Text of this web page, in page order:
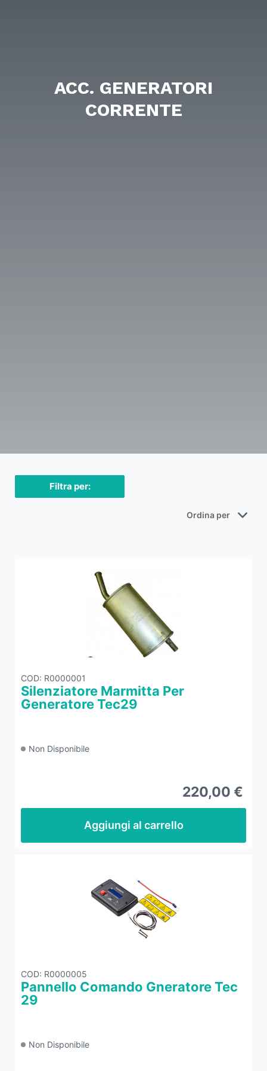
ACC. GENERATORI
CORRENTE
Filtra per:
COD: R0000001
Silenziatore Marmitta Per
Generatore Tec29
Non Disponibile
220,00 €
Aggiungi al carrello
COD: R0000005
Pannello Comando Gneratore Tec
29
Non Disponibile